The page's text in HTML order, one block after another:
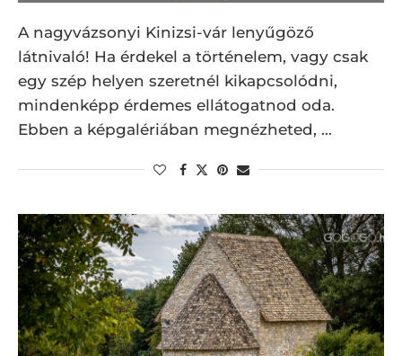
A nagyvázsonyi Kinizsi-vár lenyűgöző
látnivaló! Ha érdekel a történelem, vagy csak
egy szép helyen szeretnél kikapcsolódni,
mindenképp érdemes ellátogatnod oda.
Ebben a képgalériában megnézheted, …